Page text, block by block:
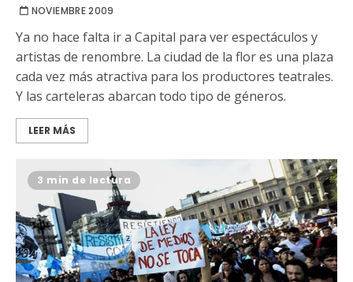
NOVIEMBRE 2009
Ya no hace falta ir a Capital para ver espectáculos y
artistas de renombre. La ciudad de la flor es una plaza
cada vez más atractiva para los productores teatrales.
Y las carteleras abarcan todo tipo de géneros.
LEER MÁS
3 min de lectura